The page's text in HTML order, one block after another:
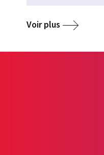
Voir plus